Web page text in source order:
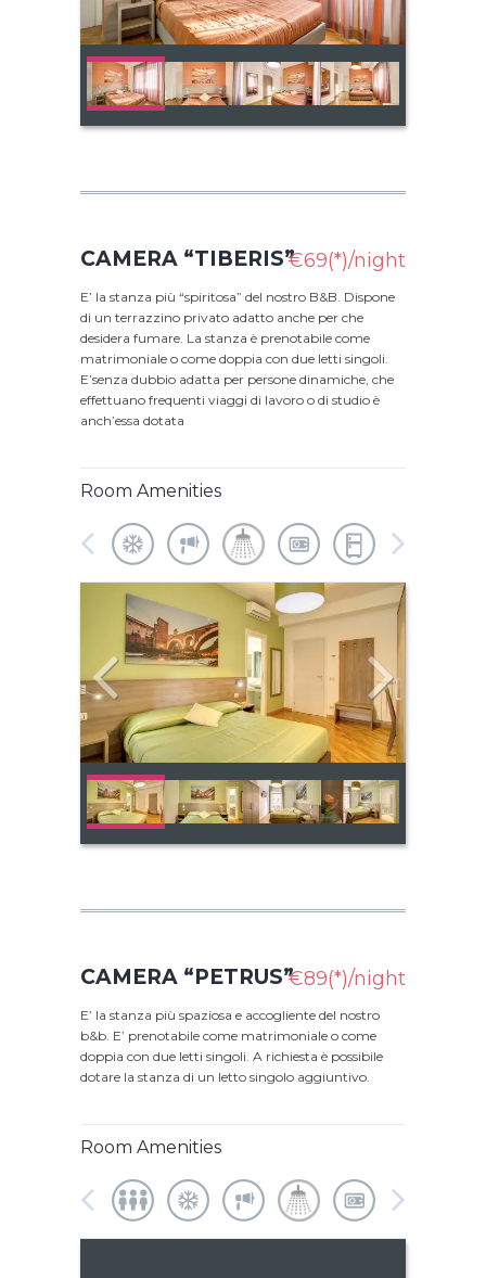
CAMERA “TIBERIS”€69(*)/night
E’ la stanza più “spiritosa” del nostro B&B. Dispone
di un terrazzino privato adatto anche per che
desidera fumare. La stanza è prenotabile come
matrimoniale o come doppia con due letti singoli.
E’senza dubbio adatta per persone dinamiche, che
effettuano frequenti viaggi di lavoro o di studio è
anch’essa dotata
Room Amenities
CAMERA “PETRUS”€89(*)/night
E’ la stanza più spaziosa e accogliente del nostro
b&b. E’ prenotabile come matrimoniale o come
doppia con due letti singoli. A richiesta è possibile
dotare la stanza di un letto singolo aggiuntivo.
Room Amenities